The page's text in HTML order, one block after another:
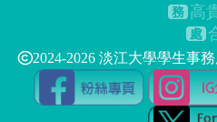
務 高
處
2024-2026 淡江大學學生事